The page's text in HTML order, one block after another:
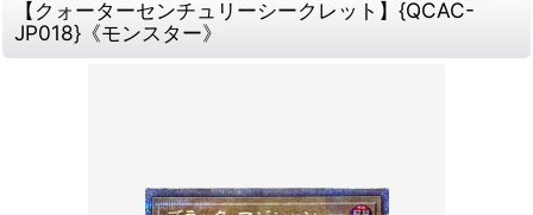
【クォーターセンチュリーシークレット】{QCAC-
JP018}《モンスター》